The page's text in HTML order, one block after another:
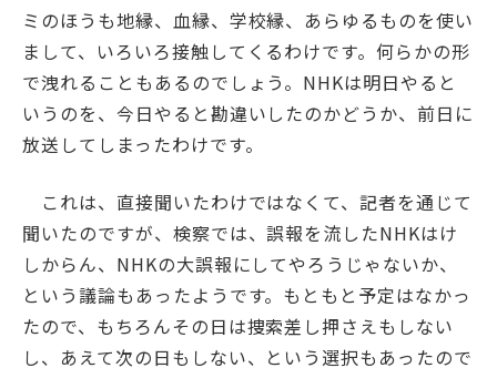
ミのほうも地縁、血縁、学校縁、あらゆるものを使い
まして、いろいろ接触してくるわけです。何らかの形
で洩れることもあるのでしょう。NHKは明日やると
いうのを、今日やると勘違いしたのかどうか、前日に
放送してしまったわけです。
これは、直接聞いたわけではなくて、記者を通じて
聞いたのですが、検察では、誤報を流したNHKはけ
しからん、NHKの大誤報にしてやろうじゃないか、
という議論もあったようです。もともと予定はなかっ
たので、もちろんその日は捜索差し押さえもしない
し、あえて次の日もしない、という選択もあったので